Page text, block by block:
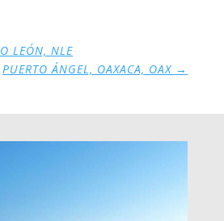
LEÓN, NLE
PUERTO ÁNGEL, OAXACA, OAX→